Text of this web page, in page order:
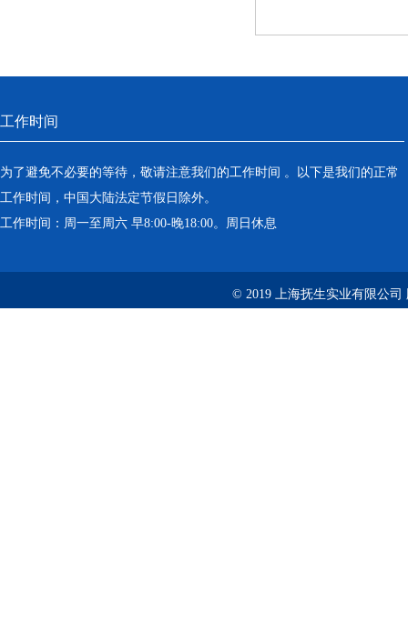
工作时间
为了避免不必要的等待，敬请注意我们的工作时间 。以下是我们的正常
工作时间，中国大陆法定节假日除外。
工作时间：周一至周六 早8:00-晚18:00。周日休息
© 2019 上海抚生实业有限公司